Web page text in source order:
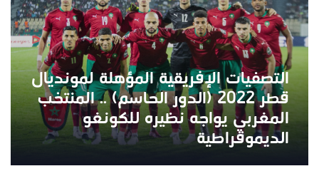
التصفيات الإفريقية المؤهلة لمونديال
قطر 2022 (الدور الحاسم) .. المنتخب
المغربي يواجه نظيره للكونغو
الديموقراطية